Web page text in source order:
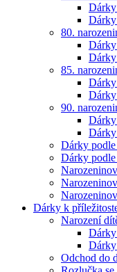
80.
85.
90.
Dárky
Dárky
Dárky k
Narození
Odchod do